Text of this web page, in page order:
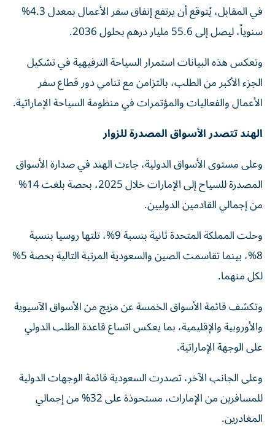
في المقابل، يُتوقع أن يرتفع إنفاق سفر الأعمال بمعدل 4.3%
سنوياً، ليصل إلى 55.6 مليار درهم بحلول 2036.
وتعكس هذه البيانات استمرار السياحة الترفيهية في تشكيل
الجزء الأكبر من الطلب، بالتزامن مع تنامي دور قطاع سفر
الأعمال والفعاليات والمؤتمرات في منظومة السياحة الإماراتية.
الهند تتصدر الأسواق المصدرة للزوار
وعلى مستوى الأسواق الدولية، جاءت الهند في صدارة الأسواق
المصدرة للسياح إلى الإمارات خلال 2025، بحصة بلغت 14%
من إجمالي القادمين الدوليين.
وحلت المملكة المتحدة ثانية بنسبة 9%، تلتها روسيا بنسبة
8%، بينما تقاسمت الصين والسعودية المرتبة التالية بحصة 5%
لكل منهما.
وتكشف قائمة الأسواق الخمسة عن مزيج من الأسواق الآسيوية
والأوروبية والإقليمية، بما يعكس اتساع قاعدة الطلب الدولي
على الوجهة الإماراتية.
وعلى الجانب الآخر، تصدرت السعودية قائمة الوجهات الدولية
للمسافرين من الإمارات، مستحوذة على 32% من إجمالي
المغادرين.